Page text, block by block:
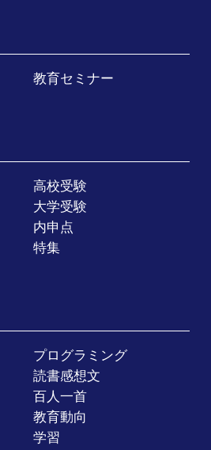
教育セミナー
高校受験
大学受験
内申点
特集
プログラミング
読書感想文
百人一首
教育動向
学習